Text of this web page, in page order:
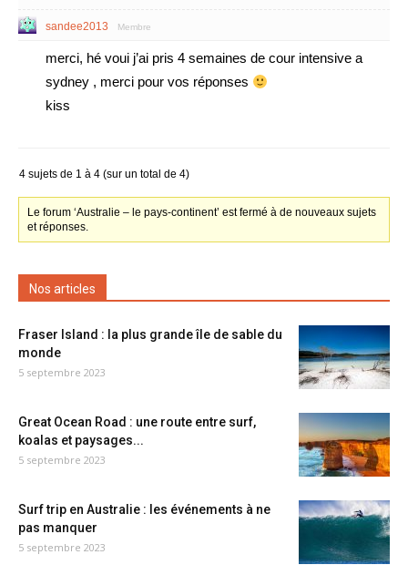
sandee2013 Membre
merci, hé voui j’ai pris 4 semaines de cour intensive a
sydney , merci pour vos réponses
kiss
4 sujets de 1 à 4 (sur un total de 4)
Le forum ‘Australie – le pays-continent’ est fermé à de nouveaux sujets
et réponses.
Nos articles
Fraser Island : la plus grande île de sable du
monde
5 septembre 2023
Great Ocean Road : une route entre surf,
koalas et paysages...
5 septembre 2023
Surf trip en Australie : les événements à ne
pas manquer
5 septembre 2023